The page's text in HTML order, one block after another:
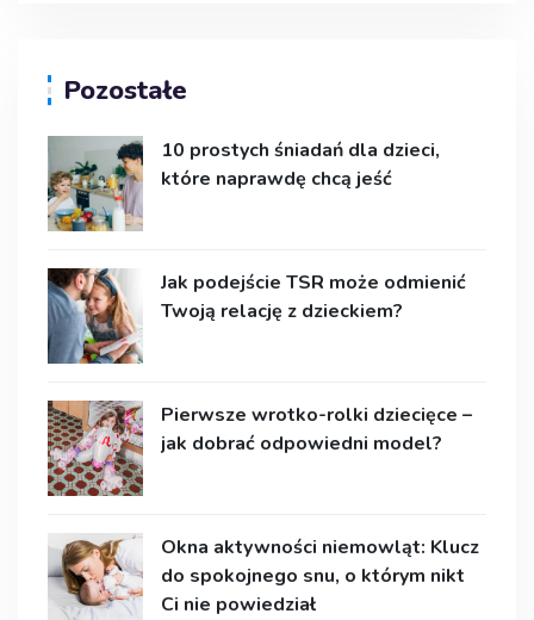
Pozostałe
10 prostych śniadań dla dzieci,
które naprawdę chcą jeść
Jak podejście TSR może odmienić
Twoją relację z dzieckiem?
Pierwsze wrotko-rolki dziecięce –
jak dobrać odpowiedni model?
Okna aktywności niemowląt: Klucz
do spokojnego snu, o którym nikt
Ci nie powiedział